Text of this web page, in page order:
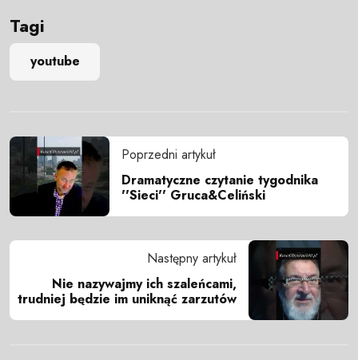
Tagi
youtube
Poprzedni artykuł
Dramatyczne czytanie tygodnika
''Sieci'' Gruca&Celiński
Następny artykuł
Nie nazywajmy ich szaleńcami,
trudniej będzie im uniknąć zarzutów